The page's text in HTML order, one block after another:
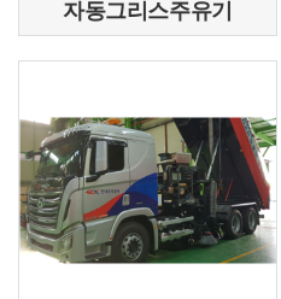
자동그리스주유기